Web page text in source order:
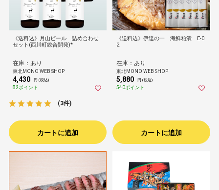
《送料込》月山ビール 詰め合わせ
セット(西川町総合開発)*
在庫：あり
東北MONO WEB SHOP
4,430 円 (税込)
82ポイント
(3件)
カートに追加
《送料込》伊達の一 海鮮粕漬 E-0
2
在庫：あり
東北MONO WEB SHOP
5,880 円 (税込)
540ポイント
カートに追加